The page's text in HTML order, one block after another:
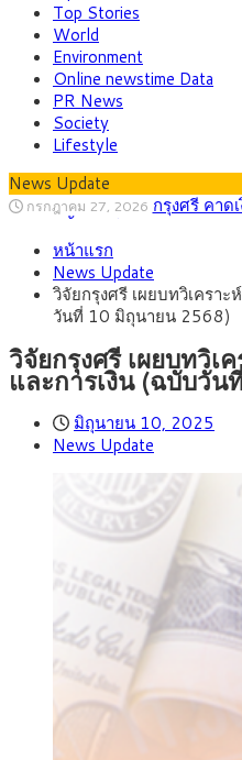
Top Stories
World
Environment
Online newstime Data
PR News
Society
Lifestyle
News Update
กรกฎาคม 27, 2026 กรุงศรี คา
หน้ารถไฟฟ้าสงขลา โมโนเรล
สิงหาคม 4, 2026
รายหัวเพียง 2,618 บาท เสนอท
งานจริง
สิงหาคม 3, 2026 กรุงศรี คาดเงิ
33.00-33.60 ติดตามข้อมูลจ้าง
สิงหาคม 1, 2026 “เอกนิติ” เปิด
เดินหน้า 5 ยุทธศาสตร์ รื้อโครงส
ศักยภาพ
กรกฎาคม 27, 2026 ภัยเงียบใกล้
ติดลายการ์ตูน กรมศุลกากร เตือ
ใหญ่จากเยอรมนี
หน้าแรก
News Update
วิจัยกรุงศรี เผยบทวิเครา
วันที่ 10 มิถุนายน 2568)
วิจัยกรุงศรี เผยบทวิเ
และการเงิน (ฉบับวั
มิถุนายน 10, 2025
News Update